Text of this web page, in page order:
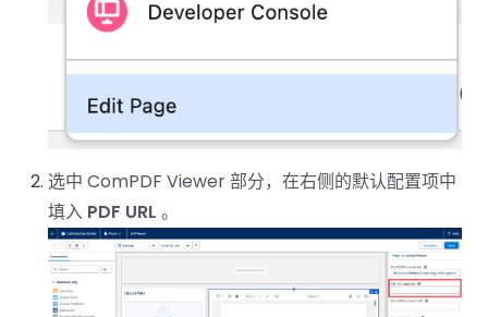
选中 ComPDF Viewer 部分，在右侧的默认配置项中
填入 PDF URL 。